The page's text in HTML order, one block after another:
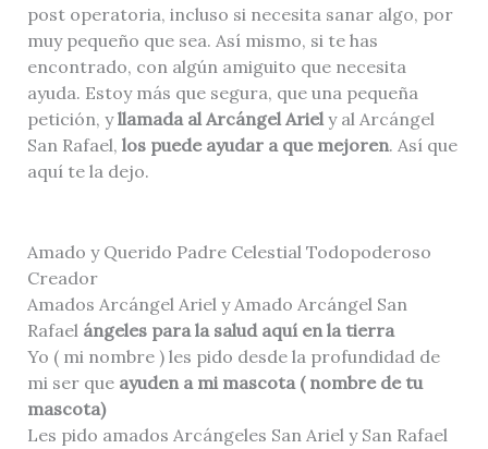
post operatoria, incluso si necesita sanar algo, por
muy pequeño que sea. Así mismo, si te has
encontrado, con algún amiguito que necesita
ayuda. Estoy más que segura, que una pequeña
petición, yllamada al Arcángel Ariely al Arcángel
San Rafael, los puede ayudar a que mejoren. Así que
aquí te la dejo.
Amado y Querido Padre Celestial Todopoderoso
Creador
Amados Arcángel Ariel y Amado Arcángel San
Rafaelángeles para la salud aquí en la tierra
Yo ( mi nombre ) les pido desde la profundidad de
mi ser que ayuden a mi mascota ( nombre de tu
mascota)
Les pido amados Arcángeles San Ariel y San Rafael